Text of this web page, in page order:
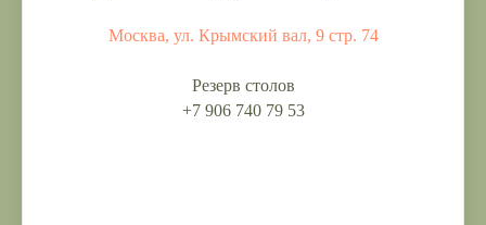
Москва, ул. Крымский вал, 9 стр. 74
Резерв столов
+7 906 740 79 53